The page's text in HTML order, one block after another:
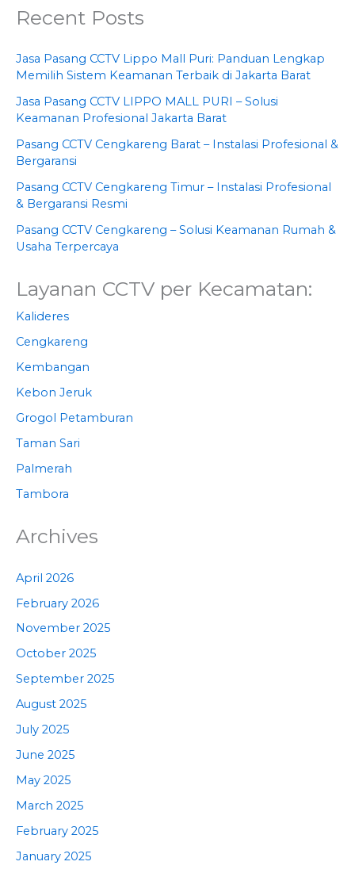
Recent Posts
Jasa Pasang CCTV Lippo Mall Puri: Panduan Lengkap
Memilih Sistem Keamanan Terbaik di Jakarta Barat
Jasa Pasang CCTV LIPPO MALL PURI – Solusi
Keamanan Profesional Jakarta Barat
Pasang CCTV Cengkareng Barat – Instalasi Profesional &
Bergaransi
Pasang CCTV Cengkareng Timur – Instalasi Profesional
& Bergaransi Resmi
Pasang CCTV Cengkareng – Solusi Keamanan Rumah &
Usaha Terpercaya
Layanan CCTV per Kecamatan:
Kalideres
Cengkareng
Kembangan
Kebon Jeruk
Grogol Petamburan
Taman Sari
Palmerah
Tambora
Archives
April 2026
February 2026
November 2025
October 2025
September 2025
August 2025
July 2025
June 2025
May 2025
March 2025
February 2025
January 2025